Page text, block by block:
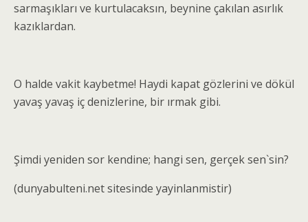
sarmaşıkları ve kurtulacaksın, beynine çakılan asırlık
kazıklardan.
O halde vakit kaybetme! Haydi kapat gözlerini ve dökül
yavaş yavaş iç denizlerine, bir ırmak gibi.
Şimdi yeniden sor kendine; hangi sen, gerçek sen`sin?
(dunyabulteni.net sitesinde yayinlanmistir)